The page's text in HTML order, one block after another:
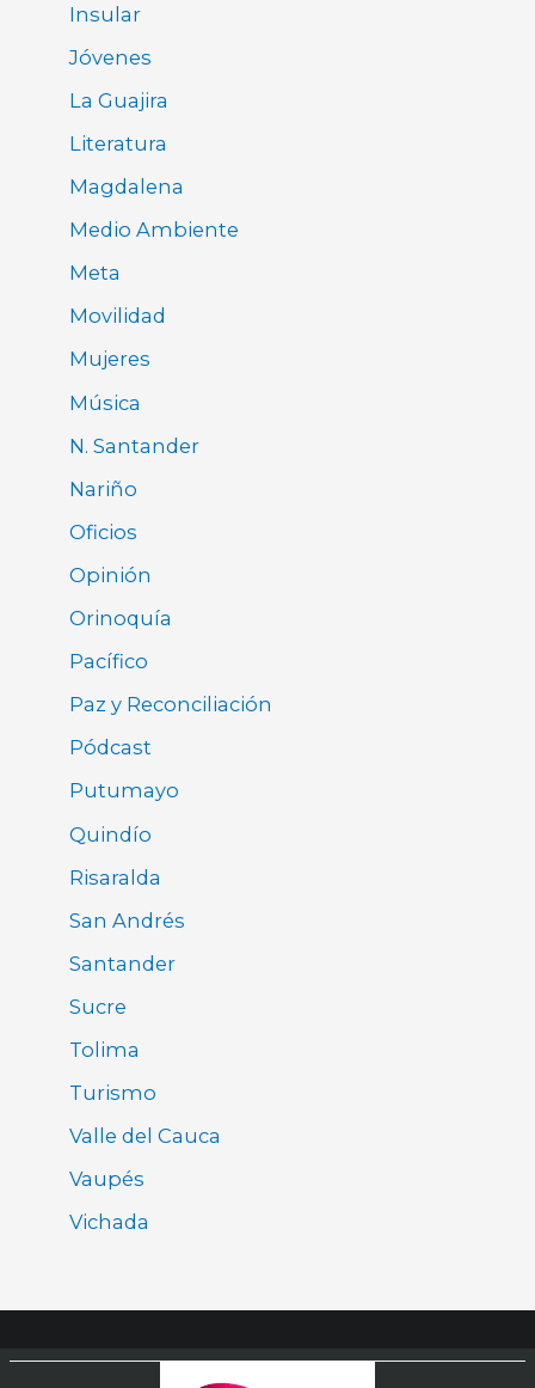
Insular
Jóvenes
La Guajira
Literatura
Magdalena
Medio Ambiente
Meta
Movilidad
Mujeres
Música
N. Santander
Nariño
Oficios
Opinión
Orinoquía
Pacífico
Paz y Reconciliación
Pódcast
Putumayo
Quindío
Risaralda
San Andrés
Santander
Sucre
Tolima
Turismo
Valle del Cauca
Vaupés
Vichada